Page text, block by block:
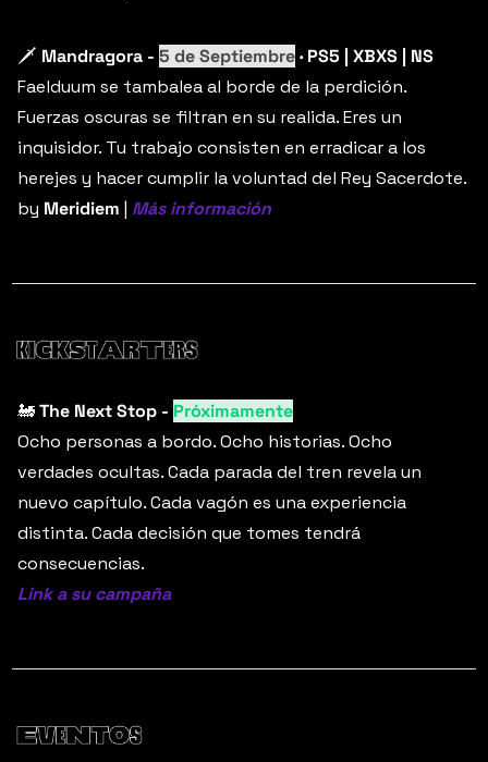
🗡️ Mandragora - 5 de Septiembre · PS5 | XBXS | NS
Faelduum se tambalea al borde de la perdición.
Fuerzas oscuras se filtran en su realida. Eres un
inquisidor. Tu trabajo consisten en erradicar a los
herejes y hacer cumplir la voluntad del Rey Sacerdote.
by Meridiem | Más información
🚂The Next Stop - Próximamente
Ocho personas a bordo. Ocho historias. Ocho
verdades ocultas. Cada parada del tren revela un
nuevo capítulo. Cada vagón es una experiencia
distinta. Cada decisión que tomes tendrá
consecuencias.
Link a su campaña